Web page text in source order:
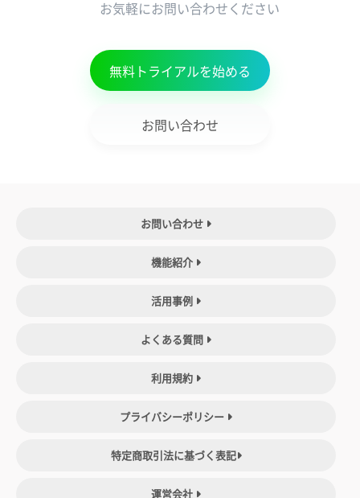
無料トライアルを始める
お問い合わせ
お問い合わせ
機能紹介
活用事例
よくある質問
利用規約
プライバシーポリシー
特定商取引法に基づく表記
運営会社